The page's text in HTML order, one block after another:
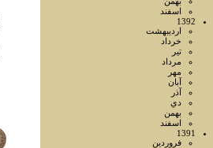
اسفند
1392
ارديبهشت
خرداد
تير
مرداد
مهر
آبان
آذر
دي
بهمن
اسفند
1391
فروردين